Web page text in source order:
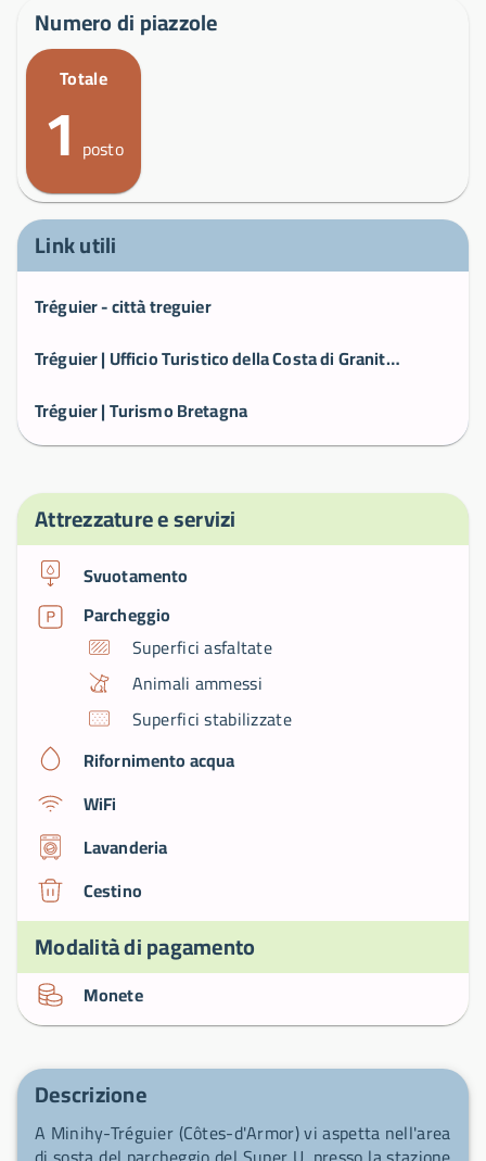
Numero di piazzole
Totale
1 posto
Link utili
Tréguier - città treguier
Tréguier | Ufficio Turistico della Costa di Granito Rosa
Tréguier | Turismo Bretagna
Attrezzature e servizi
Svuotamento
Parcheggio
Superfici asfaltate
Animali ammessi
Superfici stabilizzate
Rifornimento acqua
WiFi
Lavanderia
Cestino
Modalità di pagamento
Monete
Descrizione
A Minihy-Tréguier (Côtes-d'Armor) vi aspetta nell'area